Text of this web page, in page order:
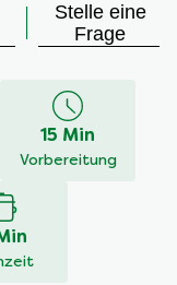
Stelle eine
Frage
15 Min
Vorbereitung